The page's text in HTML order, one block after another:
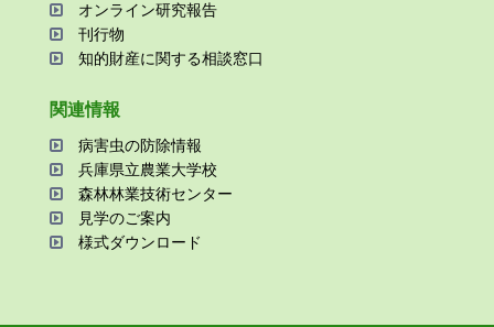
オンライン研究報告
刊⾏物
知的財産に関する相談窓⼝
関連情報
病害⾍の防除情報
兵庫県⽴農業⼤学校
森林林業技術センター
⾒学のご案内
様式ダウンロード